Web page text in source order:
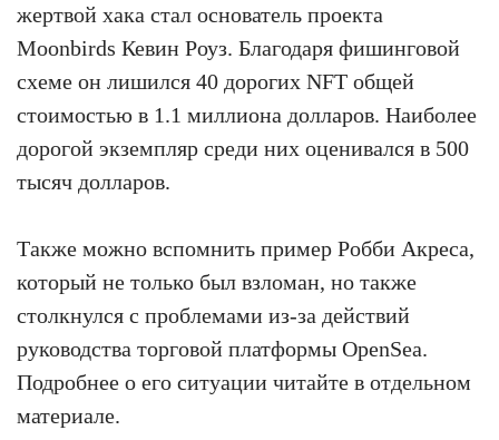
жертвой хака стал основатель проекта
Moonbirds Кевин Роуз. Благодаря фишинговой
схеме он лишился 40 дорогих NFT общей
стоимостью в 1.1 миллиона долларов. Наиболее
дорогой экземпляр среди них оценивался в 500
тысяч долларов.
Также можно вспомнить пример Робби Акреса,
который не только был взломан, но также
столкнулся с проблемами из-за действий
руководства торговой платформы OpenSea.
Подробнее о его ситуации читайте в отдельном
материале.